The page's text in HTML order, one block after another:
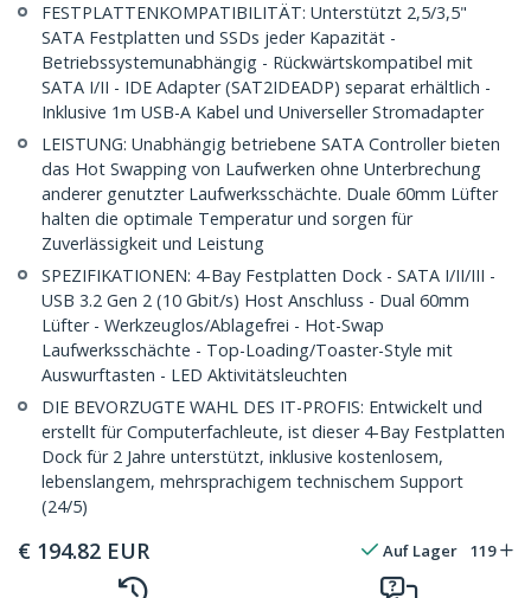
FESTPLATTENKOMPATIBILITÄT: Unterstützt 2,5/3,5"
SATA Festplatten und SSDs jeder Kapazität -
Betriebssystemunabhängig - Rückwärtskompatibel mit
SATA I/II - IDE Adapter (SAT2IDEADP) separat erhältlich -
Inklusive 1m USB-A Kabel und Universeller Stromadapter
LEISTUNG: Unabhängig betriebene SATA Controller bieten
das Hot Swapping von Laufwerken ohne Unterbrechung
anderer genutzter Laufwerksschächte. Duale 60mm Lüfter
halten die optimale Temperatur und sorgen für
Zuverlässigkeit und Leistung
SPEZIFIKATIONEN: 4-Bay Festplatten Dock - SATA I/II/III -
USB 3.2 Gen 2 (10 Gbit/s) Host Anschluss - Dual 60mm
Lüfter - Werkzeuglos/Ablagefrei - Hot-Swap
Laufwerksschächte - Top-Loading/Toaster-Style mit
Auswurftasten - LED Aktivitätsleuchten
DIE BEVORZUGTE WAHL DES IT-PROFIS: Entwickelt und
erstellt für Computerfachleute, ist dieser 4-Bay Festplatten
Dock für 2 Jahre unterstützt, inklusive kostenlosem,
lebenslangem, mehrsprachigem technischem Support
(24/5)
€ 194.82 EUR Auf Lager 119